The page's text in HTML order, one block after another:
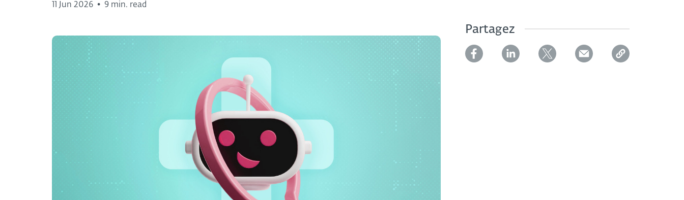
11 Jun 2026 • 9 min. read
Partagez